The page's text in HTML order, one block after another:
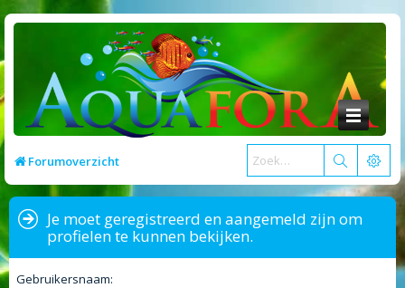
Forumoverzicht
Je moet geregistreerd en aangemeld zijn om
profielen te kunnen bekijken.
Gebruikersnaam: